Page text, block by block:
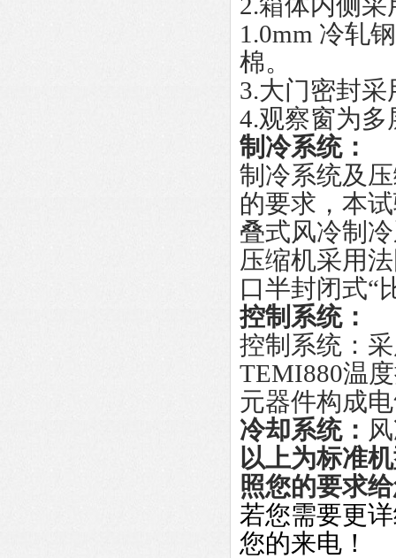
1.0mm 冷轧
棉。
3.大门密封
4.观察窗为
制冷系统：
制冷系统及
的要求，本
叠式风冷制
压缩机采用
口半封闭式“
控制系统：
控制系统：
TEMI880温
元器件构成
冷却系统：
以上为标准
照您的要求
若您需要更
您的来电！